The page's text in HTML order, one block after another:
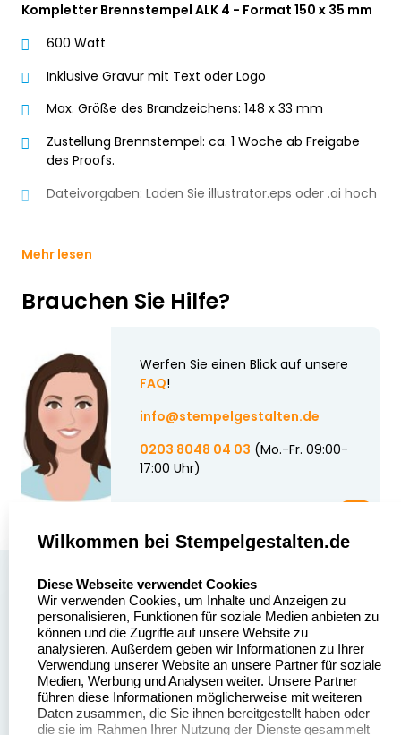
Kompletter Brennstempel ALK 4 - Format 150 x 35 mm
600 Watt
Inklusive Gravur mit Text oder Logo
Max. Größe des Brandzeichens: 148 x 33 mm
Zustellung Brennstempel: ca. 1 Woche ab Freigabe
des Proofs.
Dateivorgaben: Laden Sie illustrator.eps oder .ai hoch
Mehr lesen
Brauchen Sie Hilfe?
Werfen Sie einen Blick auf unsere
FAQ!
info@stempelgestalten.de
0203 8048 04 03 (Mo.-Fr. 09:00-
17:00 Uhr)
Stempelgestalten.de
Asterlager Straße 97
47228 Duisburg
Deutschland
Über uns
Sitemap
Alle
Stempelinformationen
Wilkommen bei Stempelgestalten.de
Diese Webseite verwendet Cookies
Wir verwenden Cookies, um Inhalte und Anzeigen zu
personalisieren, Funktionen für soziale Medien anbieten zu
können und die Zugriffe auf unsere Website zu
analysieren. Außerdem geben wir Informationen zu Ihrer
Verwendung unserer Website an unsere Partner für soziale
Medien, Werbung und Analysen weiter. Unsere Partner
führen diese Informationen möglicherweise mit weiteren
Daten zusammen, die Sie ihnen bereitgestellt haben oder
die sie im Rahmen Ihrer Nutzung der Dienste gesammelt